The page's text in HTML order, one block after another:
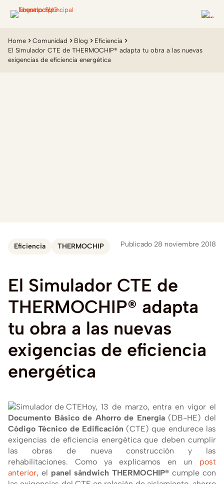
Home Comunidad Blog
Eficiencia
El Simulador CTE de THERMOCHIP® adapta tu obra a las nuevas
exigencias de eficiencia energética
Eficiencia THERMOCHIP Publicado 28 noviembre 2018
El Simulador CTE de
THERMOCHIP® adapta
tu obra a las nuevas
exigencias de eficiencia
energética
Hoy, 13 de marzo, entra en vigor el
Documento Básico de Ahorro de Energí­a(DB-HE) del
Código Técnico de Edificación (CTE) que endurece las
exigencias de eficiencia energética que deben cumplir
las obras de nueva construcción y las
rehabilitaciones. Como ya explicamos en un post
anterior, el panel sándwich THERMOCHIP® cumple con